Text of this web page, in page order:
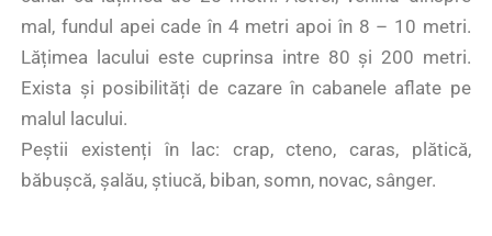
mal, fundul apei cade în 4 metri apoi în 8 – 10 metri.
Lățimea lacului este cuprinsa intre 80 și 200 metri.
Exista și posibilități de cazare în cabanele aflate pe
malul lacului.
Peștii existenți în lac: crap, cteno, caras, plătică,
băbușcă, șalău, știucă, biban, somn, novac, sânger.